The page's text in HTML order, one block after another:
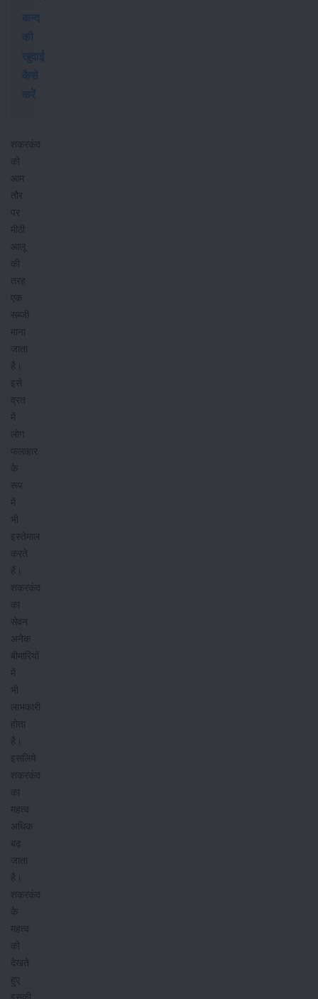
कन्द
की
खुदाई
कैसे
करें
शकरकंद
को
आम
तौर
पर
मीठी
आलू
की
तरह
एक
सब्जी
माना
जाता
है।
इसे
व्रत
में
लोग
फलाहार
के
रूप
में
भी
इस्तेमाल
करते
हैं।
शकरकंद
का
सेवन
अनेक
बीमारियों
में
भी
लाभकारी
होता
है।
इसलिये
शकरकंद
का
महत्व
अधिक
बढ़
जाता
है।
शकरकंद
के
महत्व
को
देखते
हुए